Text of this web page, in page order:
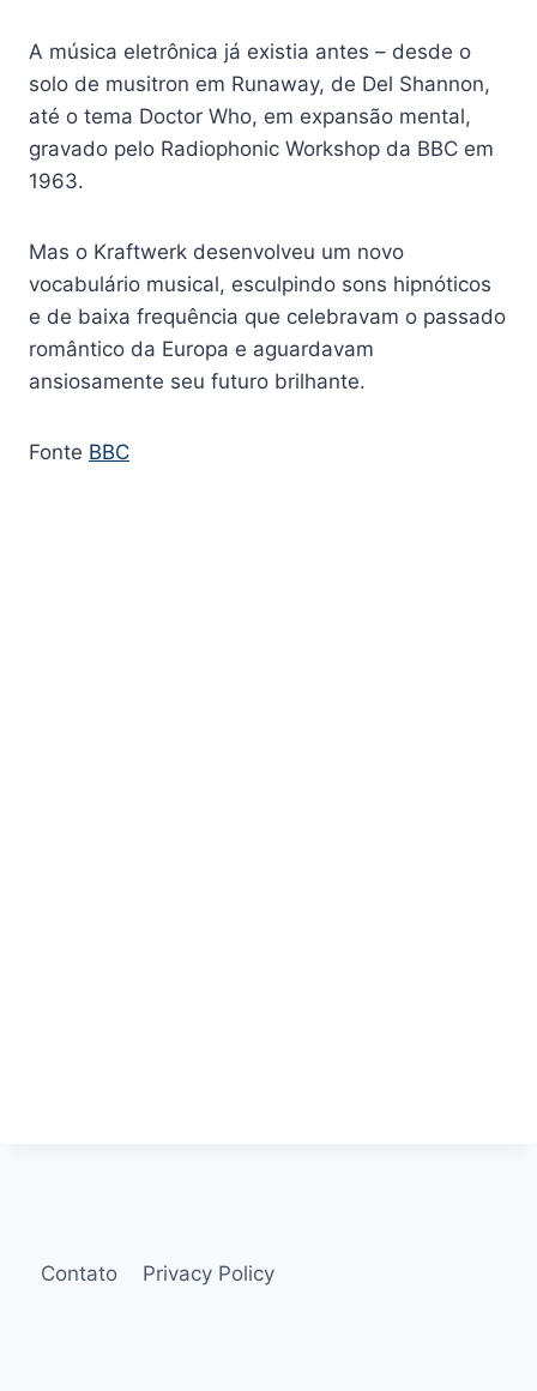
A música eletrônica já existia antes – desde o
solo de musitron em Runaway, de Del Shannon,
até o tema Doctor Who, em expansão mental,
gravado pelo Radiophonic Workshop da BBC em
1963.
Mas o Kraftwerk desenvolveu um novo
vocabulário musical, esculpindo sons hipnóticos
e de baixa frequência que celebravam o passado
romântico da Europa e aguardavam
ansiosamente seu futuro brilhante.
Fonte BBC
Contato Privacy Policy